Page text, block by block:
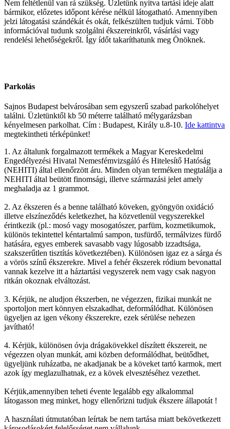
Nem feltétlenül van rá szükség. Üzletünk nyitva tartási ideje alatt
bármikor, előzetes időpont kérése nélkül látogatható. Amennyiben
jelzi látogatási szándékát és okát, felkészülten tudjuk várni. Több
információval tudunk szolgálni ékszereinkről, vásárlási vagy
rendelési lehetőségekről. Így ídőt takaríthatunk meg Önöknek.
Parkolás
Sajnos Budapest belvárosában sem egyszerű szabad parkolóhelyet
találni. Üzletünktől kb 50 méterre található mélygarázsban
kényelmesen parkolhat. Cím : Budapest, Király u.8-10. Ide kattintva
megtekintheti térképünket!
1. Az általunk forgalmazott termékek a Magyar Kereskedelmi
Engedélyezési Hivatal Nemesfémvizsgáló és Hitelesítő Hatóság
(NEHITI) által ellenőrzött áru. Minden olyan terméken megtalálja a
NEHITI által beütött finomsági, illetve származási jelet amely
meghaladja az 1 grammot.
2. Az ékszeren és a benne található köveken, gyöngyön oxidáció
illetve elszíneződés keletkezhet, ha közvetlenül vegyszerekkel
érintkezik (pl.: mosó vagy mosogatószer, parfüm, kozmetikumok,
különös tekintettel kéntartalmú sampon, tusfürdő, termálvizes fürdő
hatására, egyes emberek savasabb vagy lúgosabb izzadtsága,
szakszerűtlen tisztítás következtében). Különösen igaz ez a sárga és
a vörös színű ékszerekre. Mivel a fehér ékszerek ródium bevonattal
vannak kezelve itt a háztartási vegyszerek nem vagy csak nagyon
ritkán okoznak elváltozást.
3. Kérjük, ne aludjon ékszerben, ne végezzen, fizikai munkát ne
sportoljon mert könnyen elszakadhat, deformálódhat. Különösen
ügyeljen az igen vékony ékszerekre, ezek sérülése nehezen
javítható!
4. Kérjük, különösen óvja drágakövekkel díszített ékszereit, ne
végezzen olyan munkát, ami közben deformálódhat, beütődhet,
ügyeljünk ruházatba, ne akadjanak be a köveket tartó karmok, mert
azok így meglazulhatnak, ez a kövek elvesztéséhez vezethet.
Kérjük,amennyiben teheti évente legalább egy alkalommal
látogasson meg minket, hogy ellenőrizni tudjuk ékszere állapotát !
A használati útmutatóban leírtak be nem tartása miatt bekövetkezett